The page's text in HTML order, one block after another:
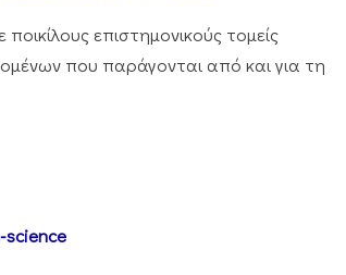
επιστημονικούς τομείς
που παράγονται από και για τη
science